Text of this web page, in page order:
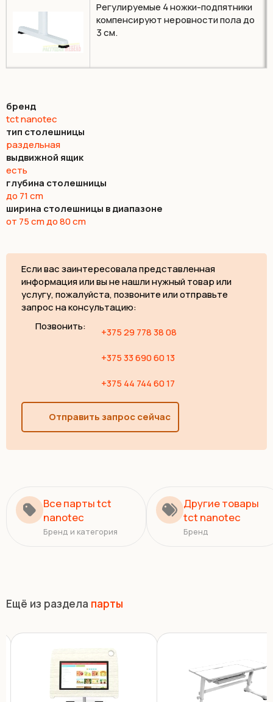
Регулируемые 4 ножки-подпятники
компенсируют неровности пола до
3 см.
бренд
tct nanotec
тип столешницы
раздельная
выдвижной ящик
есть
глубина столешницы
до 71 cm
ширина столешницы в диапазоне
от 75 cm до 80 cm
Если вас заинтересовала представленная
информация или вы не нашли нужный товар или
услугу, пожалуйста, позвоните или отправьте
запрос на консультацию:
Позвонить:
+375 29 778 38 08
+375 33 690 60 13
+375 44 744 60 17
Отправить запрос сейчас
Все парты tct
nanotec
Бренд и категория
Другие товары
tct nanotec
Бренд
Ещё из раздела парты